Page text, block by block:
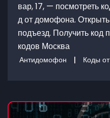
вар, 17, — посмотреть
д от домофона.
подъезд. Получить код
кодов Москва
Антидомофон | Коды